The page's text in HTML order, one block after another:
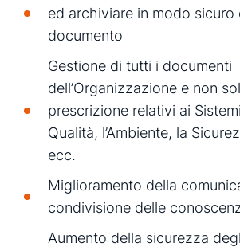
ed archiviare in modo sicuro
documento
Gestione di tutti i documenti
dell’Organizzazione e non
prescrizione relativi ai
Qualità, l’Ambiente, la
ecc.
Miglioramento della
condivisione delle
Aumento della sicurezza